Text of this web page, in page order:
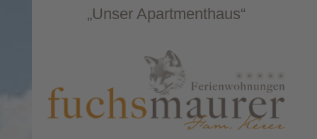
„Unser Apartmenthaus“